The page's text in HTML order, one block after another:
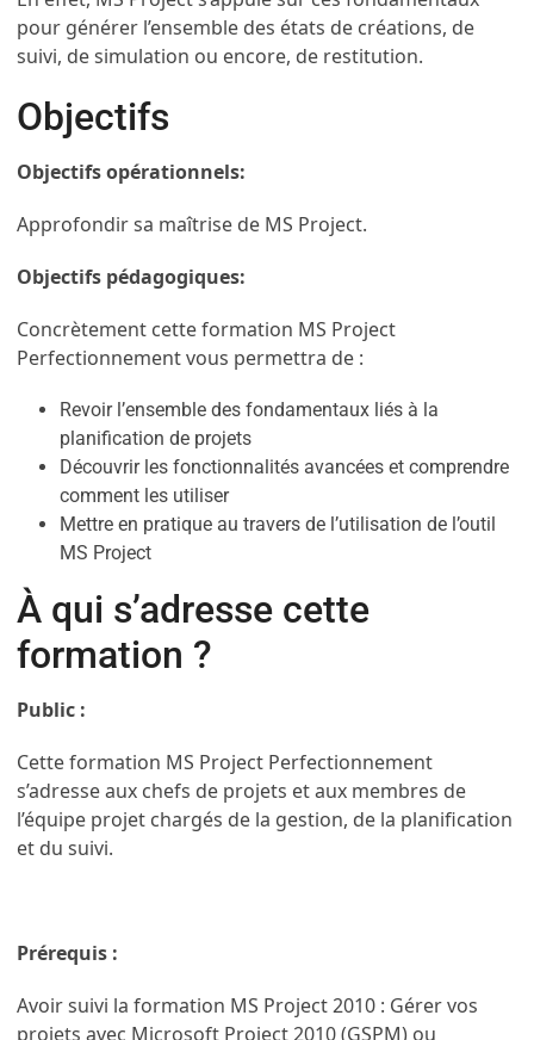
pour générer l’ensemble des états de créations, de
suivi, de simulation ou encore, de restitution.
Objectifs
Objectifs opérationnels:
Approfondir sa maîtrise de MS Project.
Objectifs pédagogiques:
Concrètement cette formation MS Project
Perfectionnement vous permettra de :
Revoir l’ensemble des fondamentaux liés à la
planification de projets
Découvrir les fonctionnalités avancées et comprendre
comment les utiliser
Mettre en pratique au travers de l’utilisation de l’outil
MS Project
À qui s’adresse cette
formation ?
Public :
Cette formation MS Project Perfectionnement
s’adresse aux chefs de projets et aux membres de
l’équipe projet chargés de la gestion, de la planification
et du suivi.
Prérequis :
Avoir suivi la formation MS Project 2010 : Gérer vos
projets avec Microsoft Project 2010 (GSPM) ou